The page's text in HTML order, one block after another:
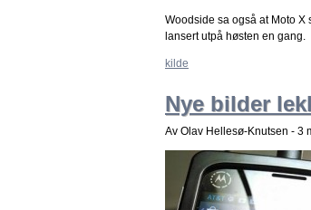
Woodside sa også at Moto
lansert utpå høsten en gang.
kilde
Nye bilder
Av Olav Hellesø-Knutsen - 3